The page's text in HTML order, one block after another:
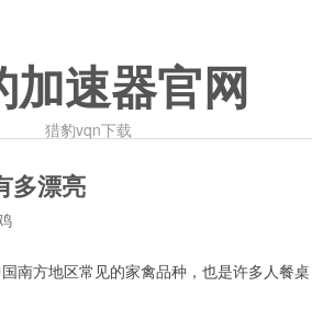
加速器官网
猎豹vqn下载
多漂亮
方地区常见的家禽品种，也是许多人餐桌